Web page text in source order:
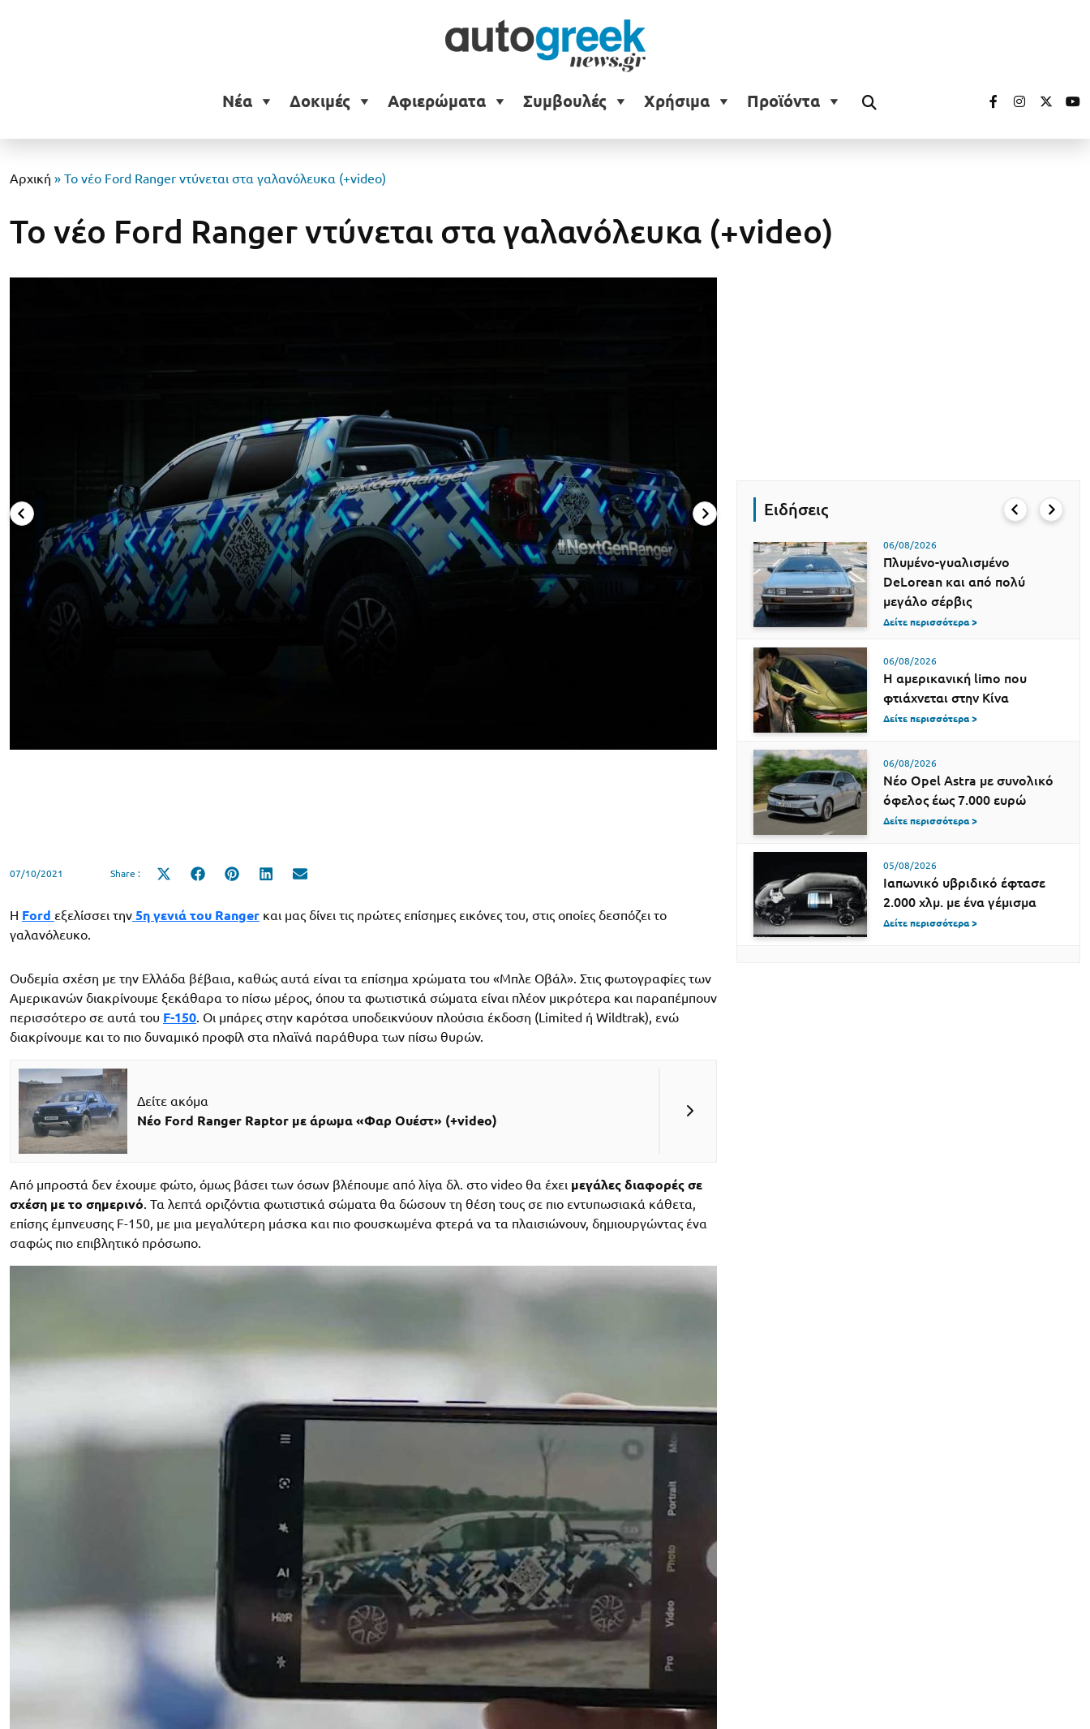
Νέα Δοκιμές Αφιερώματα Συμβουλές Χρήσιμα Προϊόντα
Αρχική » Το νέο Ford Ranger ντύνεται στα γαλανόλευκα (+video)
Το νέο Ford Ranger ντύνεται στα γαλανόλευκα (+video)
07/10/2021 Share :
Share
Share
Share
Share
Η Ford εξελίσσει την 5η γενιά του Ranger και μας δίνει τις πρώτες επίσημες εικόνες του, στις οποίες δεσπόζει το
γαλανόλευκο.
Ουδεμία σχέση με την Ελλάδα βέβαια, καθώς αυτά είναι τα επίσημα χρώματα του «Μπλε Οβάλ». Στις φωτογραφίες των
Αμερικανών διακρίνουμε ξεκάθαρα το πίσω μέρος, όπου τα φωτιστικά σώματα είναι πλέον μικρότερα και παραπέμπουν
περισσότερο σε αυτά του F-150. Οι μπάρες στην καρότσα υποδεικνύουν πλούσια έκδοση (Limited ή Wildtrak), ενώ
διακρίνουμε και το πιο δυναμικό προφίλ στα πλαϊνά παράθυρα των πίσω θυρών.
Δείτε ακόμα
Νέο Ford Ranger Raptor με άρωμα «Φαρ Ουέστ» (+video)
Από μπροστά δεν έχουμε φώτο, όμως βάσει των όσων βλέπουμε από λίγα δλ. στο video θα έχει μεγάλες διαφορές σε
σχέση με το σημερινό. Τα λεπτά οριζόντια φωτιστικά σώματα θα δώσουν τη θέση τους σε πιο εντυπωσιακά κάθετα,
επίσης έμπνευσης F-150, με μια μεγαλύτερη μάσκα και πιο φουσκωμένα φτερά να τα πλαισιώνουν, δημιουργώντας ένα
σαφώς πιο επιβλητικό πρόσωπο.
Ειδήσεις
06/08/2026
Πλυμένο-γυαλισμένο
DeLorean και από πολύ
μεγάλο σέρβις
Δείτε περισσότερα >
06/08/2026
Η αμερικανική limo που
φτιάχνεται στην Κίνα
Δείτε περισσότερα >
06/08/2026
Νέο Opel Astra με συνολικό
όφελος έως 7.000 ευρώ
Δείτε περισσότερα >
05/08/2026
Ιαπωνικό υβριδικό έφτασε
2.000 χλμ. με ένα γέμισμα
Δείτε περισσότερα >